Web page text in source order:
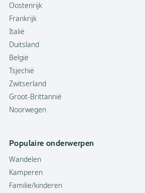
Oostenrijk
Frankrijk
Italië
Duitsland
België
Tsjechië
Zwitserland
Groot-Brittannië
Noorwegen
Populaire onderwerpen
Wandelen
Kamperen
Familie/kinderen